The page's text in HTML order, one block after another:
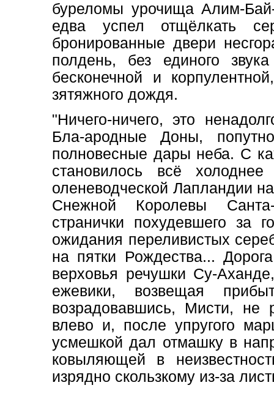
буреломы урочища Алим-
едва успел отщёлкать
бронированные двери
полдень, без единого
бесконечной и
зятяжного дождя.
"Ничего-ничего, это
Бла-ародные Доны,
полновесные дары неба. С
становилось всё
оленеводческой Лапландии
Снежной Королевы
странички похудевшего за
ожидания переливистых
на пятки Рождества...
верховья речушки Су-
ежевики, возвещая
возрадовавшись, Мисти, не
влево и, после упругого
усмешкой дал отмашку в
ковыляющей в
изрядно скользкому из-за